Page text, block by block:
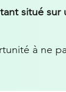
situé
à ne